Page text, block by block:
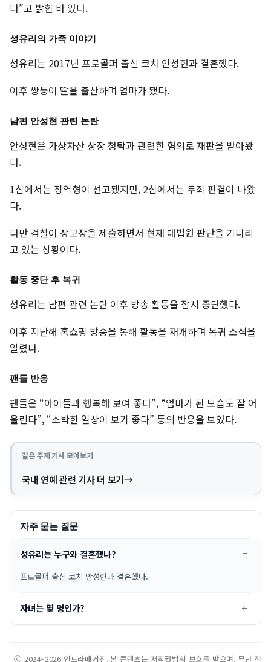
다”고 밝힌 바 있다.
성유리의 가족 이야기
성유리는 2017년 프로골퍼 출신 코치 안성현과 결혼했다.
이후 쌍둥이 딸을 출산하며 엄마가 됐다.
남편 안성현 관련 논란
안성현은 가상자산 상장 청탁과 관련한 혐의로 재판을 받아왔
다.
1심에서는 징역형이 선고됐지만, 2심에서는 무죄 판결이 나왔
다.
다만 검찰이 상고장을 제출하면서 현재 대법원 판단을 기다리
고 있는 상황이다.
활동 중단 후 복귀
성유리는 남편 관련 논란 이후 방송 활동을 잠시 중단했다.
이후 지난해 홈쇼핑 방송을 통해 활동을 재개하며 복귀 소식을
알렸다.
팬들 반응
팬들은 “아이들과 행복해 보여 좋다”, “엄마가 된 모습도 잘 어
울린다”, “소박한 일상이 보기 좋다” 등의 반응을 보였다.
같은 주제 기사 모아보기
국내 연예 관련 기사 더 보기
자주 묻는 질문
성유리는 누구와 결혼했나?
프로골퍼 출신 코치 안성현과 결혼했다.
자녀는 몇 명인가?
ⓒ 2024–2026 인트라매거진. 본 콘텐츠는 저작권법의 보호를 받으며, 무단 전